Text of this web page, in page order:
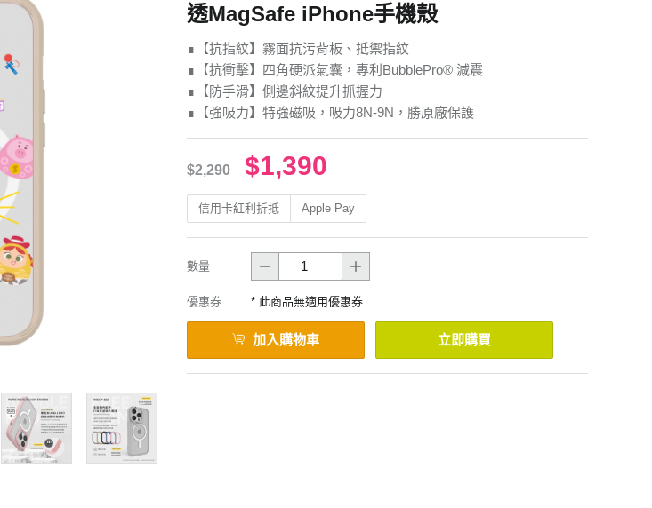
透MagSafe iPhone手機殼
∎【抗指紋】霧面抗污背板、抵禦指紋
∎【抗衝擊】四角硬派氣囊，專利BubblePro® 減震
∎【防手滑】側邊斜紋提升抓握力
∎【強吸力】特強磁吸，吸力8N-9N，勝原廠保護
$2,290 $1,390
信用卡紅利折抵 Apple Pay
數量
優惠券 * 此商品無適用優惠券
加入購物車 立即購買